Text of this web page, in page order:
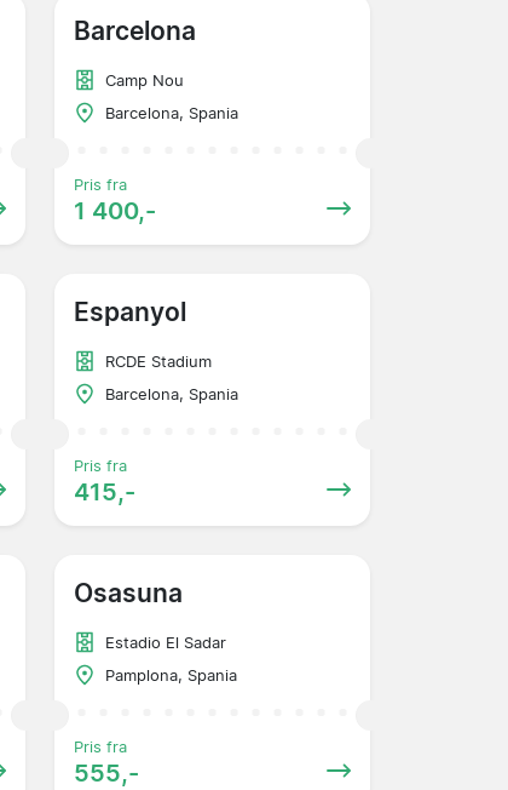
Barcelona
Camp Nou
Barcelona, Spania
Pris fra
1 400,-
Espanyol
RCDE Stadium
Barcelona, Spania
Pris fra
415,-
Osasuna
Estadio El Sadar
Pamplona, Spania
Pris fra
555,-